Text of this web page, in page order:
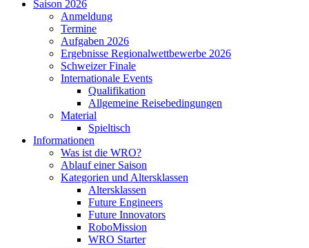
Saison 2026
Anmeldung
Termine
Aufgaben 2026
Ergebnisse Regionalwettbewerbe 2026
Schweizer Finale
Internationale Events
Qualifikation
Allgemeine Reisebedingungen
Material
Spieltisch
Informationen
Was ist die WRO?
Ablauf einer Saison
Kategorien und Altersklassen
Altersklassen
Future Engineers
Future Innovators
RoboMission
WRO Starter